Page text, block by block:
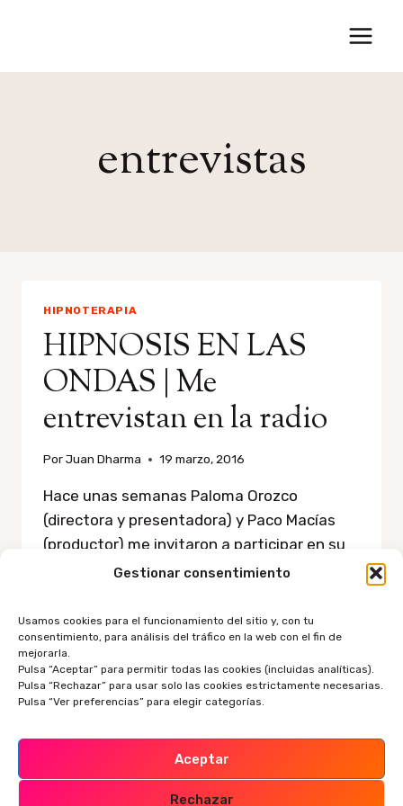
Gestionar consentimiento
Usamos cookies para el funcionamiento del sitio y, con tu
consentimiento, para análisis del tráfico en la web con el fin de
mejorarla.
Pulsa “Aceptar” para permitir todas las cookies (incluidas analíticas).
Pulsa “Rechazar” para usar solo las cookies estrictamente necesarias.
Pulsa “Ver preferencias” para elegir categorías.
Aceptar
Rechazar
entrevistas
HIPNOTERAPIA
HIPNOSIS EN LAS
ONDAS | Me
entrevistan en la radio
PorJuan Dharma 19 marzo, 2016
Hace unas semanas Paloma Orozco
(directora y presentadora) y Paco Macías
(productor) me invitaron a participar en su
progama Rock & Talent de Gestiona
de febrero. La idea de base era contar cómo
es mi trabajo con la hipnosis
conversacional, mis proyectos en Youtube y
cómo planteo…
ONDAS